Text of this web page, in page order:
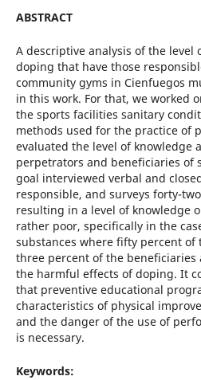
ABSTRACT
A descriptive analysis of the level
doping that have those
community gyms in Cienfuegos
in this work. For that, we worked
the sports facilities sanitary
methods used for the practice of
evaluated the level of knowledge
perpetrators and beneficiaries of
goal interviewed verbal and
responsible, and surveys forty-
resulting in a level of knowledge
rather poor, specifically in the
substances where fifty percent
three percent of the beneficiaries
the harmful effects of doping. It
that preventive educational
characteristics of physical
and the danger of the use of
is necessary.
Keywords: